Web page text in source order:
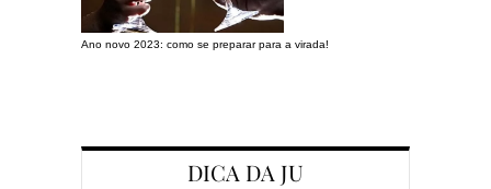
Ano novo 2023: como se preparar para a virada!
DICA DA JU